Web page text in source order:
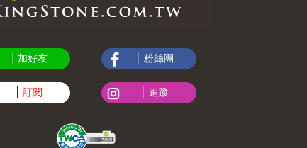
加好友
訂閱
粉絲團
追蹤